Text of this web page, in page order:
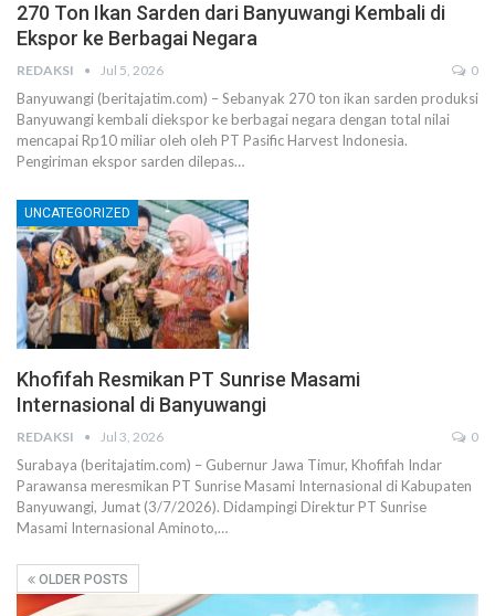
270 Ton Ikan Sarden dari Banyuwangi Kembali di
Ekspor ke Berbagai Negara
REDAKSI Jul 5, 2026 0
Banyuwangi (beritajatim.com) – Sebanyak 270 ton ikan sarden produksi
Banyuwangi kembali diekspor ke berbagai negara dengan total nilai
mencapai Rp10 miliar oleh oleh PT Pasific Harvest Indonesia.
Pengiriman ekspor sarden dilepas…
UNCATEGORIZED
Khofifah Resmikan PT Sunrise Masami
Internasional di Banyuwangi
REDAKSI Jul 3, 2026 0
Surabaya (beritajatim.com) – Gubernur Jawa Timur, Khofifah Indar
Parawansa meresmikan PT Sunrise Masami Internasional di Kabupaten
Banyuwangi, Jumat (3/7/2026). Didampingi Direktur PT Sunrise
Masami Internasional Aminoto,…
OLDER POSTS